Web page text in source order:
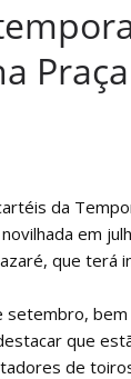
da
em
que terá
bem
que
de